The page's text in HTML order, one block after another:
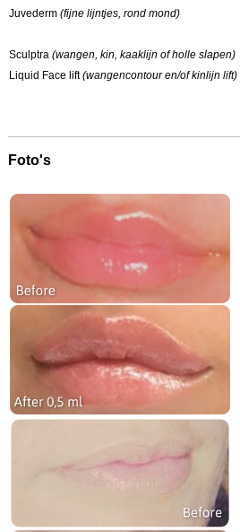
Juvederm (fijne lijntjes, rond mond)
Sculptra (wangen, kin, kaaklijn of holle slapen)
Liquid Face lift(wangencontour en/of kinlijn lift)
Foto's